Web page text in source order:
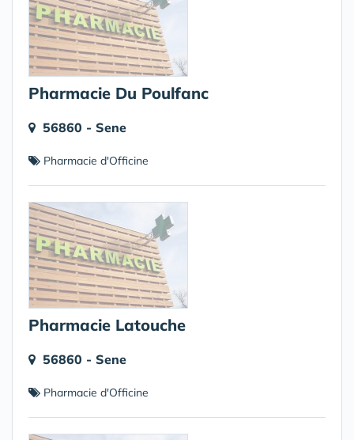
Pharmacie Du Poulfanc
56860 - Sene
Pharmacie d'Officine
Pharmacie Latouche
56860 - Sene
Pharmacie d'Officine